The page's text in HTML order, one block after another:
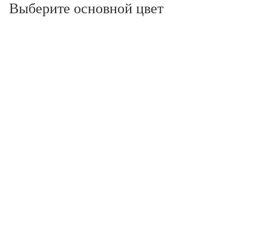
Выберите oсновной цвет